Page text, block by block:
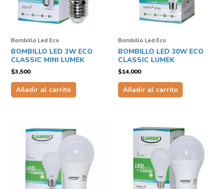
Bombillo Led Eco
BOMBILLO LED 3W ECO
CLASSIC MINI LUMEK
$3,500
Añadir al carrito
Bombillo Led Eco
BOMBILLO LED 30W ECO
CLASSIC LUMEK
$14,000
Añadir al carrito